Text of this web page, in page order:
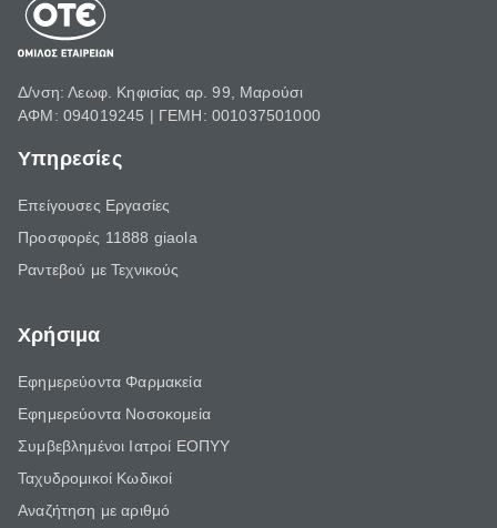
Δ/νση: Λεωφ. Κηφισίας αρ. 99, Μαρούσι
ΑΦΜ: 094019245 | ΓΕΜΗ: 001037501000
Υπηρεσίες
Επείγουσες Εργασίες
Προσφορές 11888 giaola
Ραντεβού με Τεχνικούς
Χρήσιμα
Εφημερεύοντα Φαρμακεία
Εφημερεύοντα Νοσοκομεία
Συμβεβλημένοι Ιατροί ΕΟΠΥΥ
Ταχυδρομικοί Κωδικοί
Αναζήτηση με αριθμό